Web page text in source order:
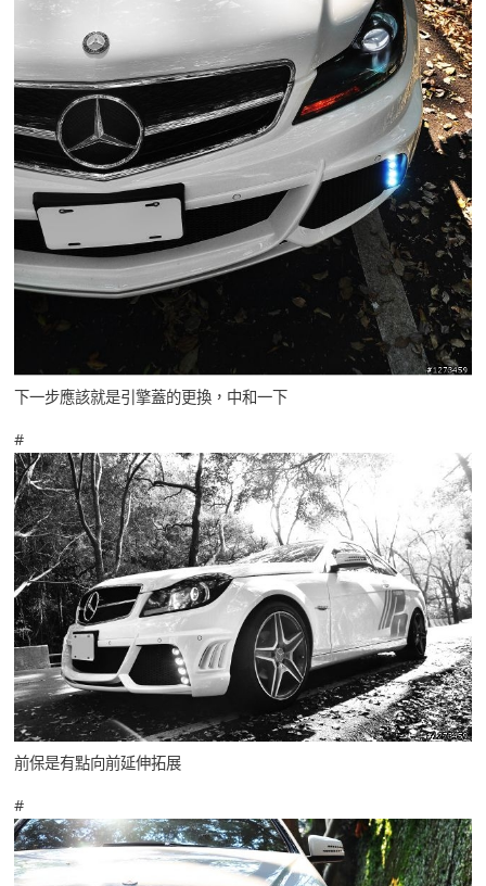
下一步應該就是引擎蓋的更換，中和一下
#
前保是有點向前延伸拓展
#